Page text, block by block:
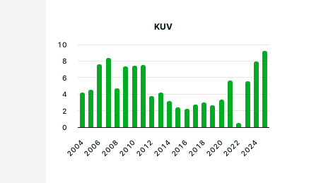
KUV
2004 2010 2016 2022
20062008 20122014 20182020 2024
0
2
4
6
8
10